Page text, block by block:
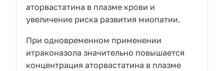
аторвастатина в плазме крови и
увеличение риска развития миопатии.
При одновременном применении
итраконазола значительно повышается
концентрация аторвастатина в плазме